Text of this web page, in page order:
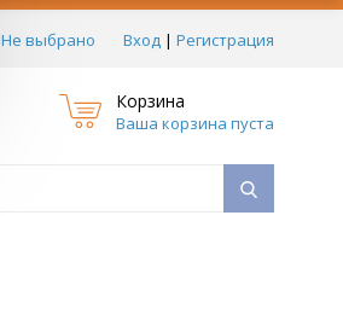
Не выбрано Вход | Регистрация
Корзина
Ваша корзина пуста